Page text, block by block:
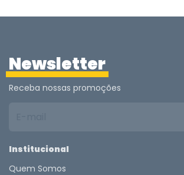
Newsletter
Receba nossas promoções
Institucional
Quem Somos